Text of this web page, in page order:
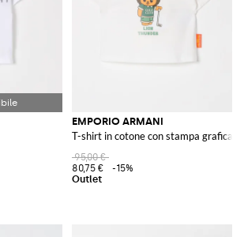
EMPORIO ARMANI
T-shirt in cotone con stampa grafica e
95,00 €
80,75 €
-15%